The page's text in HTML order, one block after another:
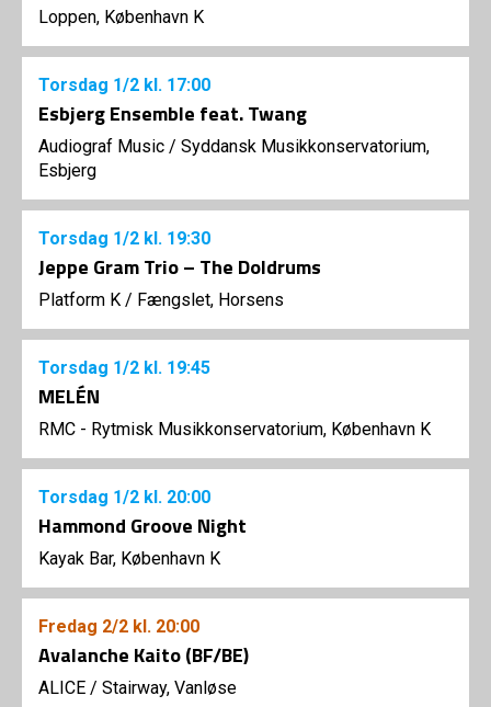
Loppen, København K
Torsdag 1/2 kl. 17:00
Esbjerg Ensemble feat. Twang
Audiograf Music / Syddansk Musikkonservatorium,
Esbjerg
Torsdag 1/2 kl. 19:30
Jeppe Gram Trio – The Doldrums
Platform K / Fængslet, Horsens
Torsdag 1/2 kl. 19:45
MELÉN
RMC - Rytmisk Musikkonservatorium, København K
Torsdag 1/2 kl. 20:00
Hammond Groove Night
Kayak Bar, København K
Fredag 2/2 kl. 20:00
Avalanche Kaito (BF/BE)
ALICE / Stairway, Vanløse